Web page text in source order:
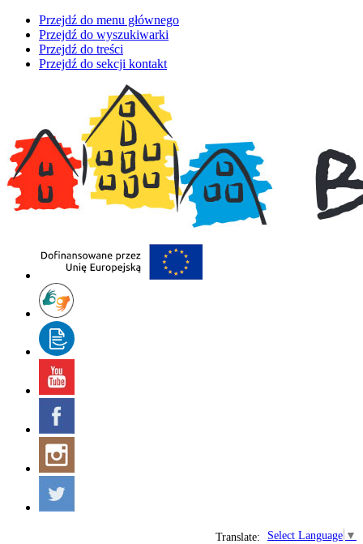
Przejdź do menu głównego
Przejdź do wyszukiwarki
Przejdź do treści
Przejdź do sekcji kontakt
Select Language ▼
Translate: